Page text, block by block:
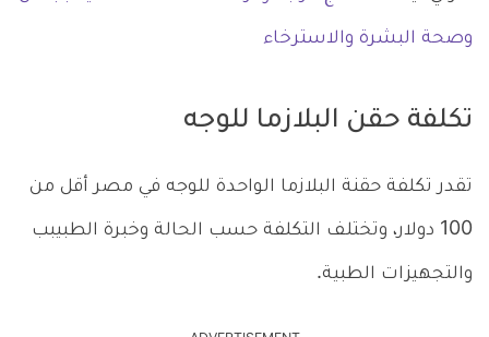
وصحة البشرة والاسترخاء
تكلفة حقن البلازما للوجه
تقدر تكلفة حقنة البلازما الواحدة للوجه في مصر أقل من
100 دولار، وتختلف التكلفة حسب الحالة وخبرة الطبيبب
والتجهيزات الطبية.